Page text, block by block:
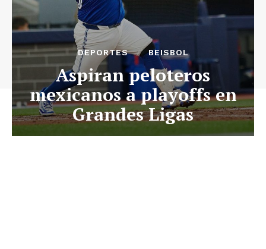
DEPORTES BEISBOL
Aspiran peloteros
mexicanos a playoffs en
Grandes Ligas